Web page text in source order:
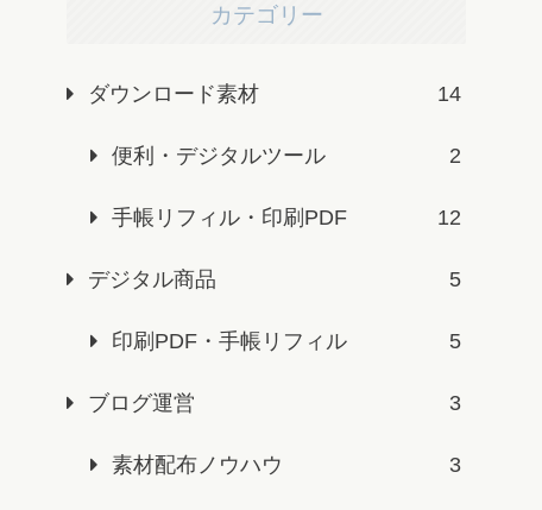
カテゴリー
ダウンロード素材 14
便利・デジタルツール 2
手帳リフィル・印刷PDF 12
デジタル商品 5
印刷PDF・手帳リフィル 5
ブログ運営 3
素材配布ノウハウ 3